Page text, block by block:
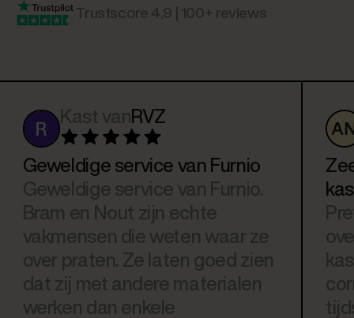
Trustscore 4,9 | 100+ reviews
Kast vanRVZ
Geweldige service van Furnio
Geweldige service van Furnio.
Bram en Nout zijn echte
vakmensen die weten waar ze
over praten. Ze laten goed zien
dat zij met andere materialen
werken dan enkele